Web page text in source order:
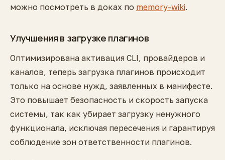
можно посмотреть в доках по memory-wiki.
Улучшения в загрузке плагинов
Оптимизирована активация CLI, провайдеров и
каналов, теперь загрузка плагинов происходит
только на основе нужд, заявленных в манифесте.
Это повышает безопасность и скорость запуска
системы, так как убирает загрузку ненужного
функционала, исключая пересечения и гарантируя
соблюдение зон ответственности плагинов.